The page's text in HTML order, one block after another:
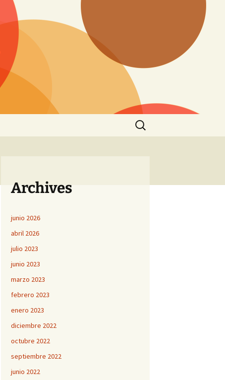
Buscar:
Archives
junio 2026
abril 2026
julio 2023
junio 2023
marzo 2023
febrero 2023
enero 2023
diciembre 2022
octubre 2022
septiembre 2022
junio 2022